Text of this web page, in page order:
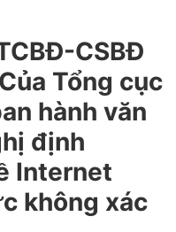
CSBĐ
Tổng cục
hành văn
định
Internet
không xác